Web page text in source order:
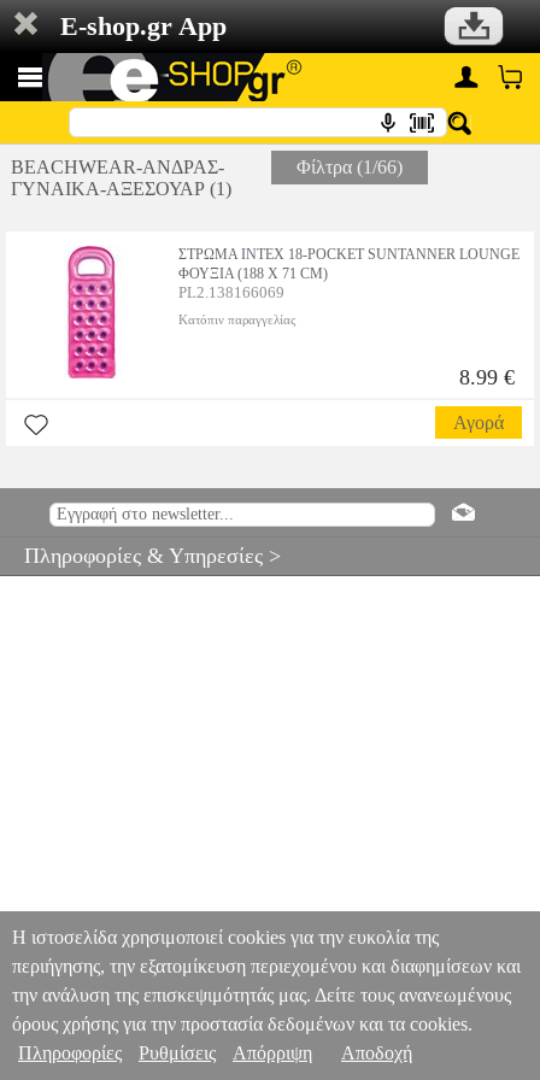
E-shop.gr App
BEACHWEAR-ΑΝΔΡΑΣ-
ΓΥΝΑΙΚΑ-ΑΞΕΣΟΥΑΡ (1)
Φίλτρα (1/66)
ΣΤΡΩΜΑ INTEX 18-POCKET SUNTANNER LOUNGE
ΦΟΥΞΙΑ (188 X 71 CM)
PL2.138166069
Κατόπιν παραγγελίας
8.99 €
Αγορά
Πληροφορίες & Υπηρεσίες >
Η ιστοσελίδα χρησιμοποιεί cookies για την ευκολία της
περιήγησης, την εξατομίκευση περιεχομένου και διαφημίσεων και
την ανάλυση της επισκεψιμότητάς μας. Δείτε τους ανανεωμένους
όρους χρήσης για την προστασία δεδομένων και τα cookies.
Πληροφορίες
Ρυθμίσεις Απόρριψη Αποδοχή